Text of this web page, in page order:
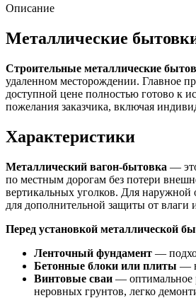
Описание
Металлические
Строительные металлические
удаленном месторождении. Главное
доступной цене полностью готово к
пожелания заказчика, включая
Характеристики
Металлический вагон-бытовка —
по местным дорогам без потери
вертикальных уголков. Для
для дополнительной защиты от влаги
Перед установкой металлической
Ленточный фундамент —
Бетонные блоки или плиты —
Винтовые сваи — оптимальное
неровных грунтов, легко